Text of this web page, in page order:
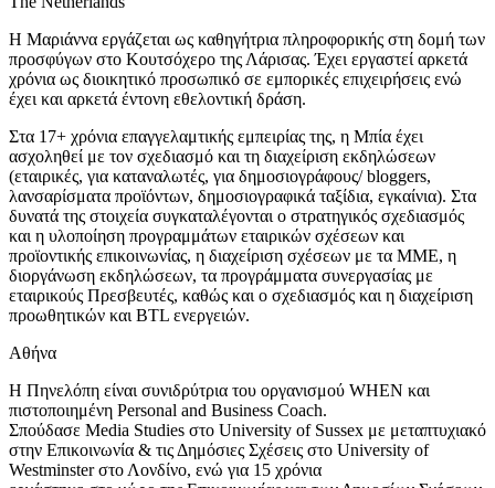
H Μαριάννα εργάζεται ως καθηγήτρια πληροφορικής στη δομή των
προσφύγων στο Κουτσόχερο της Λάρισας. Έχει εργαστεί αρκετά
χρόνια ως διοικητικό προσωπικό σε εμπορικές επιχειρήσεις ενώ
έχει και αρκετά έντονη εθελοντική δράση.
Στα 17+ χρόνια επαγγελαμτικής εμπειρίας της, η Μπία έχει
ασχοληθεί με τον σχεδιασμό και τη διαχείριση εκδηλώσεων
(εταιρικές, για καταναλωτές, για δημοσιογράφους/ bloggers,
λανσαρίσματα προϊόντων, δημοσιογραφικά ταξίδια, εγκαίνια). Στα
δυνατά της στοιχεία συγκαταλέγονται ο στρατηγικός σχεδιασμός
και η υλοποίηση προγραμμάτων εταιρικών σχέσεων και
προϊοντικής επικοινωνίας, η διαχείριση σχέσεων με τα ΜΜΕ, η
διοργάνωση εκδηλώσεων, τα προγράμματα συνεργασίας με
εταιρικούς Πρεσβευτές, καθώς και ο σχεδιασμός και η διαχείριση
προωθητικών και BTL ενεργειών.
Αθήνα
H Πηνελόπη είναι συνιδρύτρια του οργανισμού WHEN και
πιστοποιημένη Personal and Business Coach.
Σπούδασε Media Studies στο University of Sussex με μεταπτυχιακό
στην Επικοινωνία & τις Δημόσιες Σχέσεις στο University of
Westminster στο Λονδίνο, ενώ για 15 χρόνια